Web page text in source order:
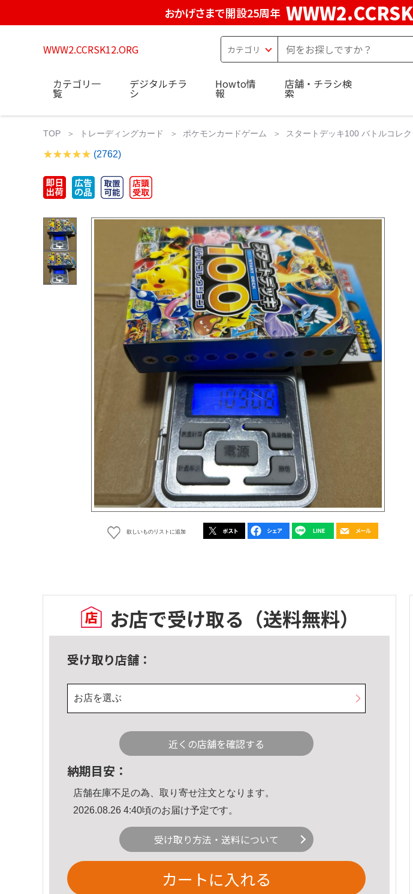
おかげさまで開設25周年
WWW2.CCRSK12.ORG
カテゴリ一
覧
デジタルチラ
シ
Howto情
報
店舗・チラシ検
索
TOP トレーディングカード ポケモンカードゲーム スタートデッキ100 バトルコレ
(2762)
欲しいものリストに追加
お店で受け取る （送料無料）
受け取り店舗：
お店を選ぶ
近くの店舗を確認する
納期目安：
店舗在庫不足の為、取り寄せ注文となります。
2026.08.26 4:40頃のお届け予定です。
受け取り方法・送料について
カートに入れる